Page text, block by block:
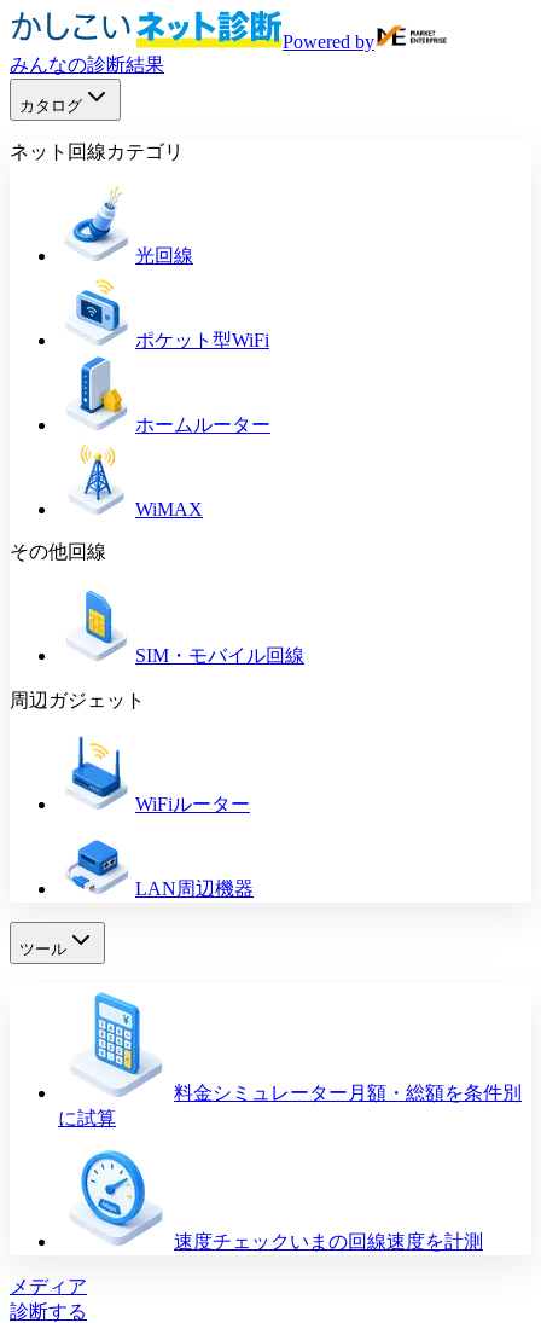
Powered by
みんなの診断結果
カタログ
ネット回線カテゴリ
光回線
ポケット型WiFi
ホームルーター
WiMAX
その他回線
SIM・モバイル回線
周辺ガジェット
WiFiルーター
LAN周辺機器
ツール
料金シミュレーター 月額・総額を条件別
に試算
速度チェックいまの回線速度を計測
メディア
診断する